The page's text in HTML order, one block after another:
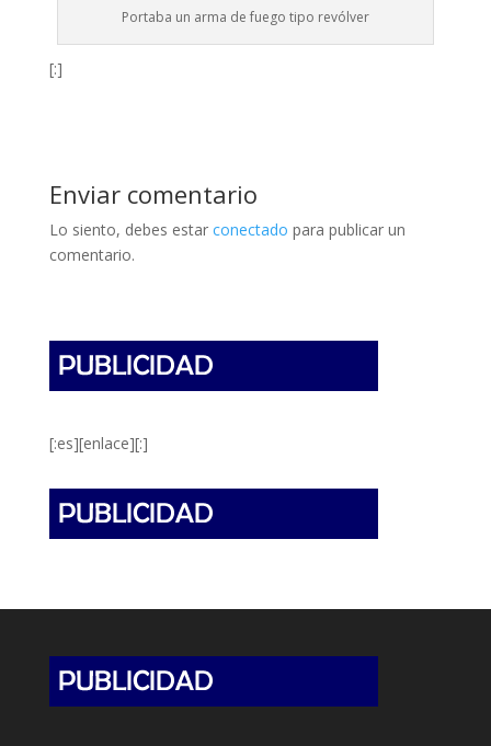
Portaba un arma de fuego tipo revólver
[:]
Enviar comentario
Lo siento, debes estar conectado para publicar un
comentario.
[:es][enlace][:]